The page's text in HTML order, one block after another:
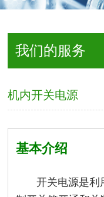
我们的服务
机内开关电源
基本介绍
开关电源是利用